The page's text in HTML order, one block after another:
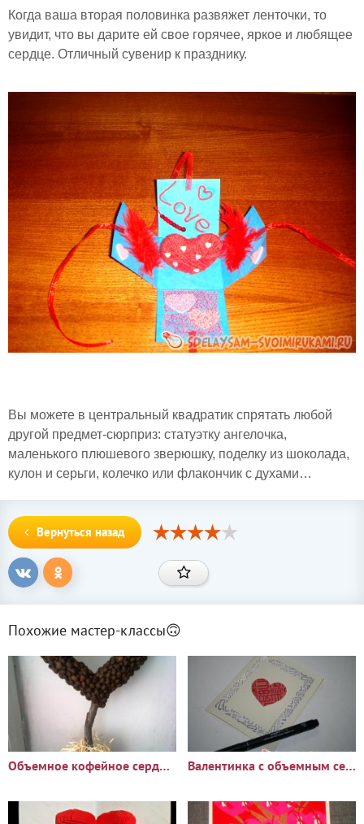
Когда ваша вторая половинка развяжет ленточки, то
увидит, что вы дарите ей свое горячее, яркое и любящее
сердце. Отличный сувенир к празднику.
Вы можете в центральный квадратик спрятать любой
другой предмет-сюрприз: статуэтку ангелочка,
маленького плюшевого зверюшку, поделку из шоколада,
кулон и серьги, колечко или флакончик с духами…
Вернуться назад
Похожие мастер-классы🙃
Объемное кофейное сердце в горшочке Валентинка с объемным сердцем